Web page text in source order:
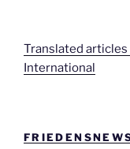
Translated articles
International